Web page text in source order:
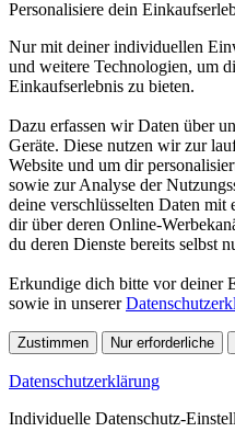
Personalisiere dein
Nur mit deiner individuellen
und weitere Technologien, um
Einkaufserlebnis zu bieten.
Dazu erfassen wir Daten über
Geräte. Diese nutzen wir zur
Website und um dir
sowie zur Analyse der
deine verschlüsselten Daten
dir über deren Online-
du deren Dienste bereits selbst
Erkundige dich bitte vor deiner
sowie in unserer
Zustimmen Nur erforderliche
Datenschutzerklärung
Individuelle Datenschutz-